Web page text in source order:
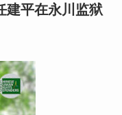
建平在永川监狱